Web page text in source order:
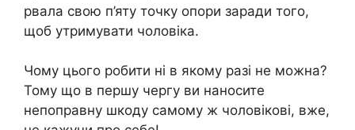
рвала свою п’яту точку опори заради того,
щоб утримувати чоловіка.
Чому цього робити ні в якому разі не можна?
Тому що в першу чергу ви наносите
непоправну шкоду самому ж чоловікові, вже,